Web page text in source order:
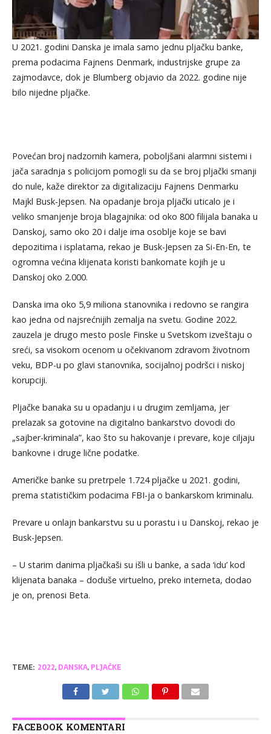
U 2021. godini Danska je imala samo jednu pljačku banke,
prema podacima Fajnens Denmark, industrijske grupe za
zajmodavce, dok je Blumberg objavio da 2022. godine nije
bilo nijedne pljačke.
Povećan broj nadzornih kamera, poboljšani alarmni sistemi i
jača saradnja s policijom pomogli su da se broj pljački smanji
do nule, kaže direktor za digitalizaciju Fajnens Denmarku
Majkl Busk-Jepsen. Na opadanje broja pljački uticalo je i
veliko smanjenje broja blagajnika: od oko 800 filijala banaka u
Danskoj, samo oko 20 i dalje ima osoblje koje se bavi
depozitima i isplatama, rekao je Busk-Jepsen za Si-En-En, te
ogromna većina klijenata koristi bankomate kojih je u
Danskoj oko 2.000.
Danska ima oko 5,9 miliona stanovnika i redovno se rangira
kao jedna od najsrećnijih zemalja na svetu. Godine 2022.
zauzela je drugo mesto posle Finske u Svetskom izveštaju o
sreći, sa visokom ocenom u očekivanom zdravom životnom
veku, BDP-u po glavi stanovnika, socijalnoj podršci i niskoj
korupciji.
Pljačke banaka su u opadanju i u drugim zemljama, jer
prelazak sa gotovine na digitalno bankarstvo dovodi do
„sajber-kriminala”, kao što su hakovanje i prevare, koje ciljaju
bankovne i druge lične podatke.
Američke banke su pretrpele 1.724 pljačke u 2021. godini,
prema statističkim podacima FBI-ja o bankarskom kriminalu.
Prevare u onlajn bankarstvu su u porastu i u Danskoj, rekao je
Busk-Jepsen.
– U starim danima pljačkaši su išli u banke, a sada ‘idu’ kod
klijenata banaka – doduše virtuelno, preko interneta, dodao
je on, prenosi Beta.
TEME: 2022, DANSKA, PLJAČKE
FACEBOOK KOMENTARI